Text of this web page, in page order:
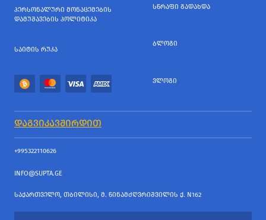
ᲞᲔᲠᲡᲝᲜᲐᲚᲣᲠᲘ ᲛᲝᲜᲐᲪᲔᲛᲔᲑᲘᲡ
ᲓᲐᲛᲣᲨᲐᲕᲔᲑᲘᲡ ᲞᲝᲚᲘᲢᲘᲙᲐ
ᲡᲐᲘᲢᲘᲡ ᲠᲣᲙᲐ
ᲡᲬᲠᲐᲤᲘ ᲒᲐᲓᲐᲮᲓᲐ
ᲑᲚᲝᲒᲘ
ᲕᲚᲝᲒᲘ
ᲓᲐᲒᲕᲘᲙᲐᲕᲨᲘᲠᲓᲘᲗ
+995322110626
INFO@SUPTA.GE
ᲡᲐᲥᲐᲠᲗᲕᲔᲚᲝ, ᲗᲑᲘᲚᲘᲡᲘ, Მ. ᲬᲘᲜᲐᲛᲫᲦᲕᲠᲘᲨᲕᲘᲚᲘᲡ Ქ. N162